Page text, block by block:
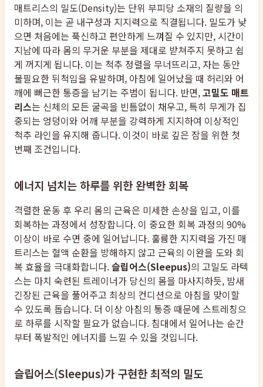
매트리스의 밀도(Density)는 단위 부피당 소재의 질량을 의
미하며, 이는 곧 내구성과 지지력으로 직결됩니다. 밀도가 낮
으면 처음에는 푹신하고 편안하게 느껴질 수 있지만, 시간이
지남에 따라 몸의 무거운 부분을 제대로 받쳐주지 못하고 쉽
게 꺼지게 됩니다. 이는 척추 정렬을 무너뜨리고, 자는 동안
불필요한 뒤척임을 유발하며, 아침에 일어났을 때 허리와 어
깨에 뻐근한 통증을 남기는 주범이 됩니다. 반면,고밀도 매트
리스는 신체의 모든 굴곡을 빈틈없이 채우고, 특히 무게가 집
중되는 엉덩이와 어깨 부분을 강력하게 지지하여 이상적인
척추 라인을 유지해 줍니다. 이것이 바로 깊은 잠을 위한 첫
번째 조건입니다.
에너지 넘치는 하루를 위한 완벽한 회복
격렬한 운동 후 우리 몸의 근육은 미세한 손상을 입고, 이를
회복하는 과정에서 성장합니다. 이 중요한 회복 과정의 90%
이상이 바로 수면 중에 일어납니다. 훌륭한 지지력을 가진 매
트리스는 혈액 순환을 방해하지 않고 근육의 이완을 도와 회
복 효율을 극대화합니다.슬립어스(Sleepus)의 고밀도 라텍
스는 마치 숙련된 트레이너가 당신의 몸을 마사지하듯, 밤새
긴장된 근육을 풀어주고 최상의 컨디션으로 아침을 맞이할
수 있도록 돕습니다. 더 이상 아침의 통증 때문에 스트레칭으
로 하루를 시작할 필요가 없습니다. 침대에서 일어나는 순간
부터 폭발적인 에너지를 느낄 수 있을 것입니다.
슬립어스(Sleepus)가 구현한 최적의 밀도